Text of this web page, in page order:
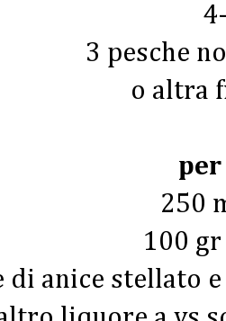
3 pesche
o altra
per
250
100
di anice stellato